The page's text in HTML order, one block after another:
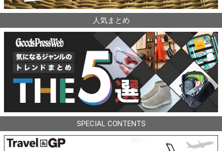
人気まとめ
SPECIAL CONTENTS